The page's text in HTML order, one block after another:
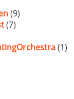
(9)
(7)
(1)